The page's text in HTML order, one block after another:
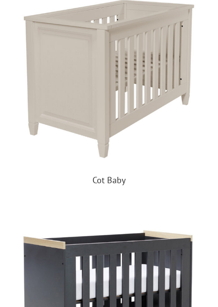
Cot Baby